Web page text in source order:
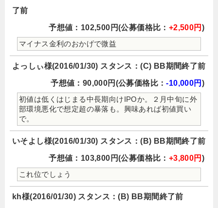
了前
予想値：102,500円(公募価格比： +2,500円 )
マイナス金利のおかげで微益
よっしぃ様(2016/01/30) スタンス：(C) BB期間終了前
予想値：90,000円(公募価格比：-10,000円 )
初値は低くはじまる中長期向けIPOか。２月中旬に外
部環境悪化で想定超の暴落も。興味あれば初値買い
で。
いそよし様(2016/01/30) スタンス：(B) BB期間終了前
予想値：103,800円(公募価格比： +3,800円 )
これ位でしょう
kh様(2016/01/30) スタンス：(B) BB期間終了前